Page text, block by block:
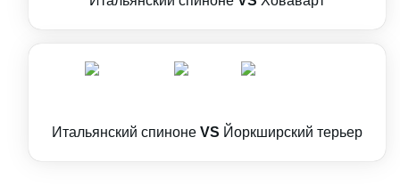
Итальянский спиноне VS Йоркширский терьер